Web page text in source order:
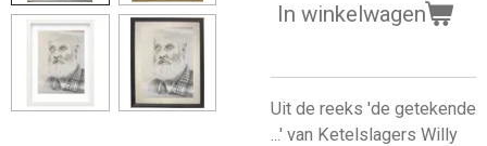
In winkelwagen
Uit de reeks 'de getekende
...' van Ketelslagers Willy